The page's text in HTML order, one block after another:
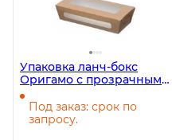
Упаковка ланч-бокс
Оригамо с прозрачными
окнами, 800 мл,
195х85х50 мм, 200 штук
Под заказ: срок по
запросу.